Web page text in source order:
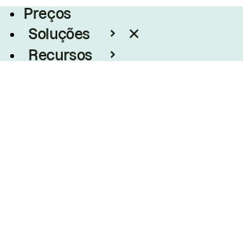
Preços
Soluções
Recursos